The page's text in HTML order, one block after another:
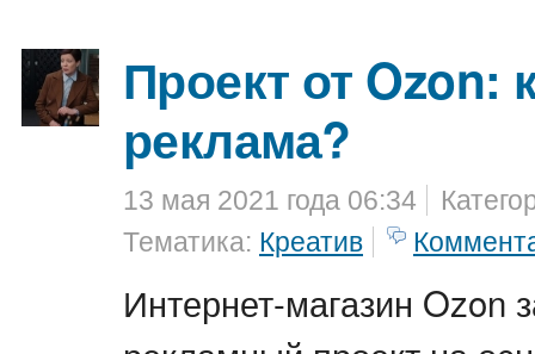
Проект от Ozon:
реклама?
13 мая 2021 года 06:34
Тематика: Креатив
Интернет-магазин Ozon